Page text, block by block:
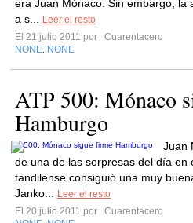
era Juan Mónaco. Sin embargo, la
a s...
Leer el resto
El 21 julio 2011 por
Cuarentacero
NONE NONE
ATP 500: Mónaco
Hamburgo
Juan
de una de las sorpresas del día en
tandilense consiguió una muy
Janko...
Leer el resto
El 20 julio 2011 por
Cuarentacero